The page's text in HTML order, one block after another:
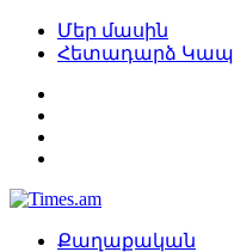
Մեր մասին
Հետադարձ Կապ
Քաղաքական